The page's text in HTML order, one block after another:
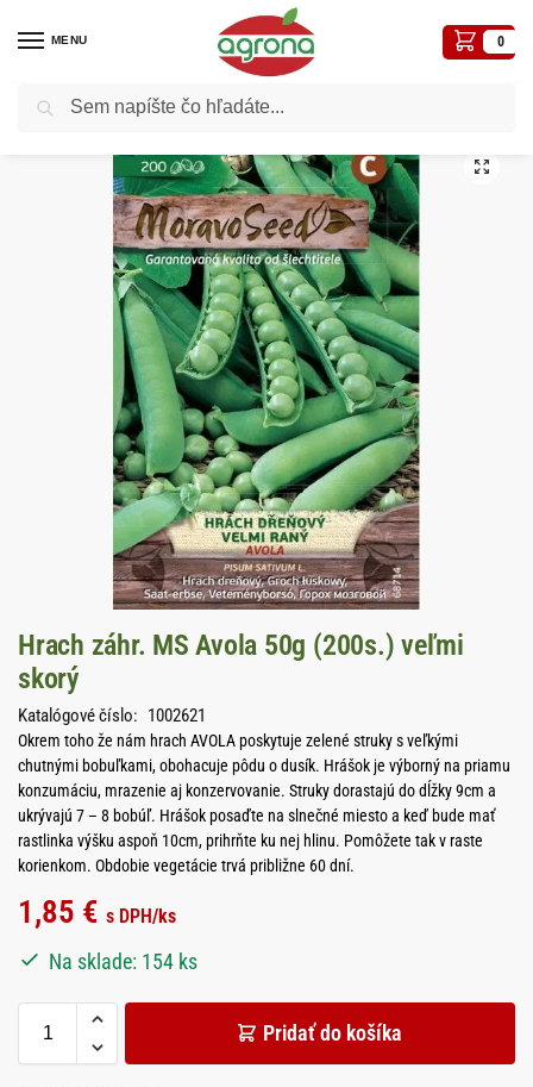
MENU 0
Domov Hrach záhr. MS Avola 50g (200s.) veľmi skorý
Hrach záhr. MS Avola 50g (200s.) veľmi
skorý
Katalógové číslo: 1002621
Okrem toho že nám hrach AVOLA poskytuje zelené struky s veľkými
chutnými bobuľkami, obohacuje pôdu o dusík. Hrášok je výborný na priamu
konzumáciu, mrazenie aj konzervovanie. Struky dorastajú do dĺžky 9cm a
ukrývajú 7 – 8 bobúľ. Hrášok posaďte na slnečné miesto a keď bude mať
rastlinka výšku aspoň 10cm, prihrňte ku nej hlinu. Pomôžete tak v raste
korienkom. Obdobie vegetácie trvá približne 60 dní.
1,85 € s DPH/ks
Na sklade: 154 ks
Pridať do košíka